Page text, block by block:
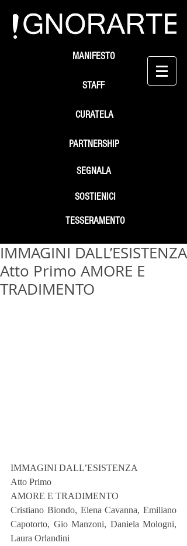
STAFF
SEGNALA
SOSTIENICI
MANIFESTO
PARTNERSHIP
TESSERAMENTO
CURATELA
IMMAGINI DALL’ESISTENZA
Atto Primo AMORE E
TRADIMENTO
IMMAGINI DALL’ESISTENZA
Atto Primo
AMORE E TRADIMENTO
Cristiano Biondo, Elena Cavanna, Emiliano
Capotorto, Gio Manzoni, Daniela Mologni,
Laura Orlandini